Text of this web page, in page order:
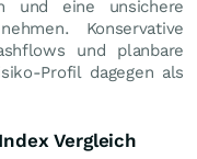
und eine unsichere
Konservative
und planbare
Profil dagegen als
Vergleich